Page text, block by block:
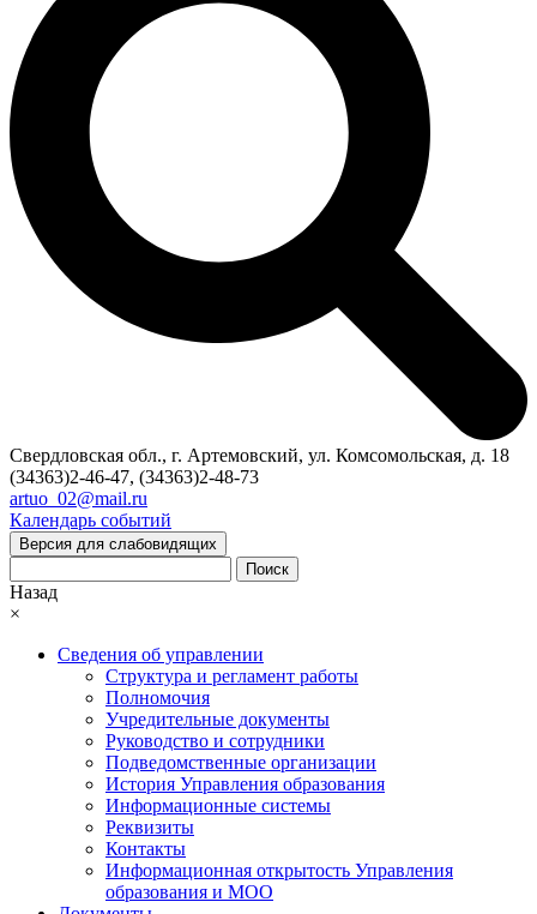
Свердловская обл., г. Артемовский, ул. Комсомольская, д. 18
(34363)2-46-47, (34363)2-48-73
artuo_02@mail.ru
Календарь событий
Версия для слабовидящих
Поиск
Назад
×
Сведения об управлении
Структура и регламент работы
Полномочия
Учредительные документы
Руководство и сотрудники
Подведомственные организации
История Управления образования
Информационные системы
Реквизиты
Контакты
Информационная открытость Управления
образования и МОО